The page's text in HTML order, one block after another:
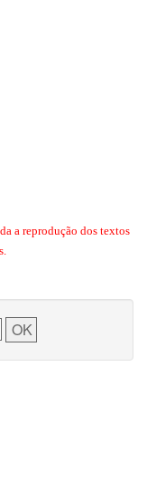
a reprodução dos textos